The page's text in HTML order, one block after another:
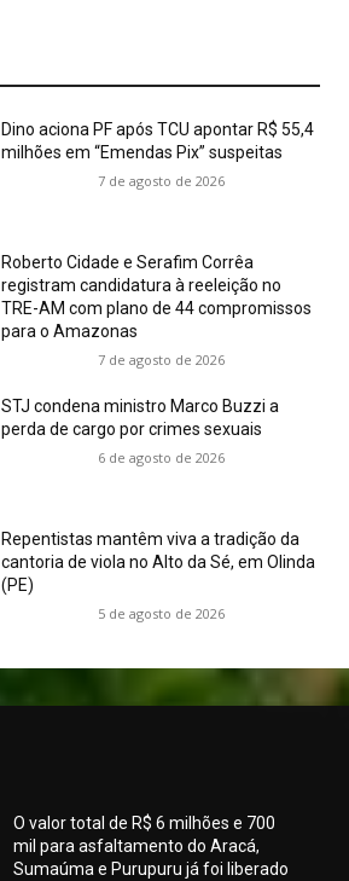
Dino aciona PF após TCU apontar R$ 55,4
milhões em “Emendas Pix” suspeitas
7 de agosto de 2026
Roberto Cidade e Serafim Corrêa
registram candidatura à reeleição no
TRE-AM com plano de 44 compromissos
para o Amazonas
7 de agosto de 2026
STJ condena ministro Marco Buzzi a
perda de cargo por crimes sexuais
6 de agosto de 2026
Repentistas mantêm viva a tradição da
cantoria de viola no Alto da Sé, em Olinda
(PE)
5 de agosto de 2026
O valor total de R$ 6 milhões e 700
mil para asfaltamento do Aracá,
Sumaúma e Purupuru já foi liberado